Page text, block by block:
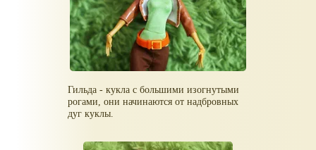
Гильда - кукла с большими изогнутыми
рогами, они начинаются от надбровных
дуг куклы.